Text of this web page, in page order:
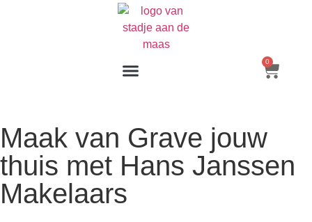
0
Maak van Grave jouw
thuis met Hans Janssen
Makelaars